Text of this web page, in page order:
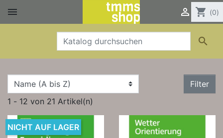
  shopping_cart (0)

Filter
1 - 12 von 21 Artikel(n)
NICHT AUF LAGER